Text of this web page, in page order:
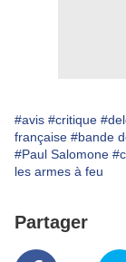
#avis #critique
française #bande
#Paul Salomone
les armes à feu
Partager